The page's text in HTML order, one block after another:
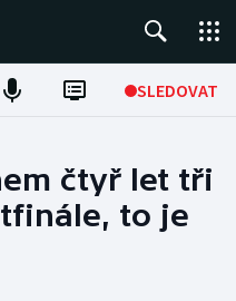
SLEDOVAT
čtyř let tři
to je